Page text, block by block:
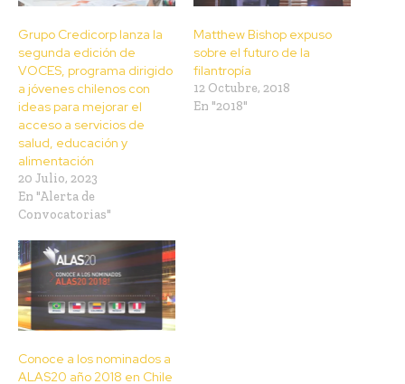
Grupo Credicorp lanza la
segunda edición de
VOCES, programa dirigido
a jóvenes chilenos con
ideas para mejorar el
acceso a servicios de
salud, educación y
alimentación
20 Julio, 2023
En "Alerta de
Convocatorias"
Matthew Bishop expuso
sobre el futuro de la
filantropía
12 Octubre, 2018
En "2018"
Conoce a los nominados a
ALAS20 año 2018 en Chile